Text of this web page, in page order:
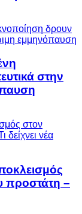
στην
προστάτη –